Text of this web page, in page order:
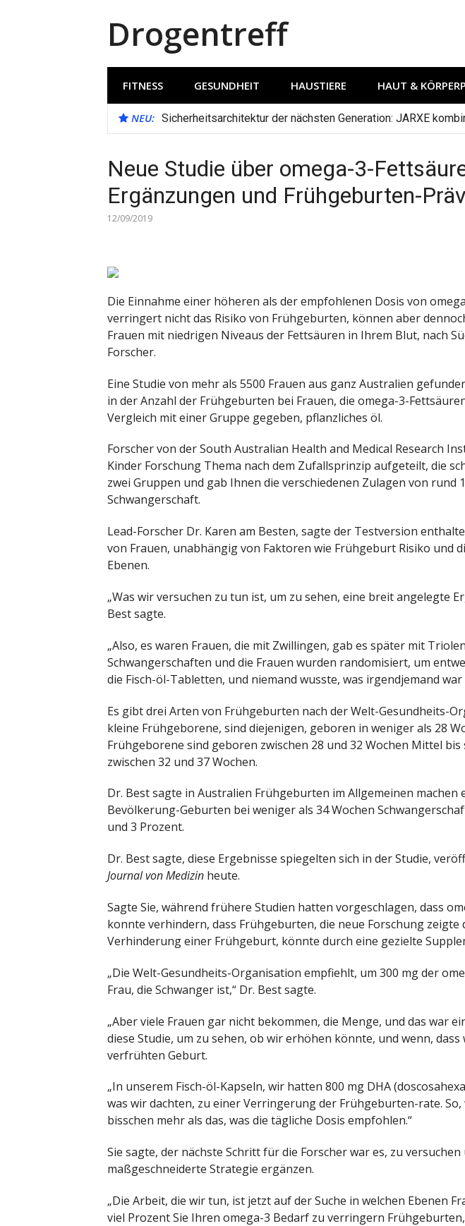
Drogentreff
FITNESS GESUNDHEIT HAUSTIERE HAUT &
NEU: Sicherheitsarchitektur der nächsten Generation: JARXE
Neue Studie über omega-3-
Ergänzungen und Frühgeburten-
12/09/2019
Die Einnahme einer höheren als der empfohlenen Dosis von
verringert nicht das Risiko von Frühgeburten, können aber
Frauen mit niedrigen Niveaus der Fettsäuren in Ihrem Blut, nach
Forscher.
Eine Studie von mehr als 5500 Frauen aus ganz Australien
in der Anzahl der Frühgeburten bei Frauen, die omega-3-
Vergleich mit einer Gruppe gegeben, pflanzliches öl.
Forscher von der South Australian Health and Medical Research
Kinder Forschung Thema nach dem Zufallsprinzip aufgeteilt, die
zwei Gruppen und gab Ihnen die verschiedenen Zulagen von rund
Schwangerschaft.
Lead-Forscher Dr. Karen am Besten, sagte der Testversion
von Frauen, unabhängig von Faktoren wie Frühgeburt Risiko und
Ebenen.
„Was wir versuchen zu tun ist, um zu sehen, eine breit angelegte
Best sagte.
„Also, es waren Frauen, die mit Zwillingen, gab es später mit
Schwangerschaften und die Frauen wurden randomisiert, um
die Fisch-öl-Tabletten, und niemand wusste, was irgendjemand
Es gibt drei Arten von Frühgeburten nach der Welt-Gesundheits-
kleine Frühgeborene, sind diejenigen, geboren in weniger als 28
Frühgeborene sind geboren zwischen 28 und 32 Wochen Mittel
zwischen 32 und 37 Wochen.
Dr. Best sagte in Australien Frühgeburten im Allgemeinen machen
Bevölkerung-Geburten bei weniger als 34 Wochen
und 3 Prozent.
Dr. Best sagte, diese Ergebnisse spiegelten sich in der Studie,
Journal von Medizin heute.
Sagte Sie, während frühere Studien hatten vorgeschlagen, dass
konnte verhindern, dass Frühgeburten, die neue Forschung zeigte
Verhinderung einer Frühgeburt, könnte durch eine gezielte
„Die Welt-Gesundheits-Organisation empfiehlt, um 300 mg der
Frau, die Schwanger ist,“ Dr. Best sagte.
„Aber viele Frauen gar nicht bekommen, die Menge, und das war
diese Studie, um zu sehen, ob wir erhöhen könnte, und wenn,
verfrühten Geburt.
„In unserem Fisch-öl-Kapseln, wir hatten 800 mg DHA
was wir dachten, zu einer Verringerung der Frühgeburten-rate. So,
bisschen mehr als das, was die tägliche Dosis empfohlen.“
Sie sagte, der nächste Schritt für die Forscher war es, zu
maßgeschneiderte Strategie ergänzen.
„Die Arbeit, die wir tun, ist jetzt auf der Suche in welchen Ebenen
viel Prozent Sie Ihren omega-3 Bedarf zu verringern